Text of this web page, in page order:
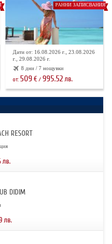
РАННИ ЗАПИСВАНИЯ
Дати от: 16.08.2026 г., 23.08.2026
г., 29.08.2026 г.
8 дни / 7 нощувки
от:509 € /995.52лв.
RESORT
лв.
DIDIM
лв.